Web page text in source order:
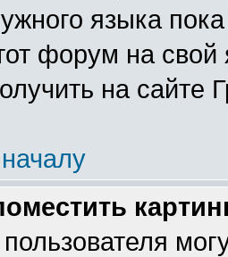
языка
форум на
на сайте